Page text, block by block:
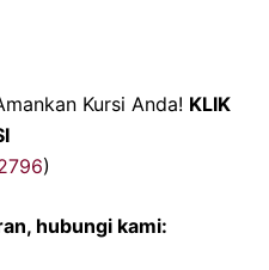
Kursi Anda! KLIK
)
hubungi kami: